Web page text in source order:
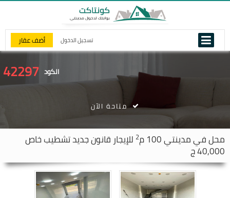
تسجيل الدخول أضف عقار
الكود 42297
محل فيمدينتي 2 للإيجار قانون جديد تشطيب خاص
40,000 ج
متاحة الآن